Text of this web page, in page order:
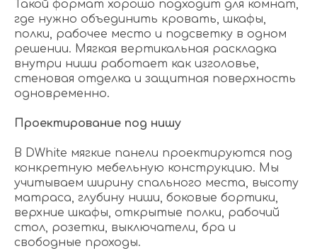
Такой формат хорошо подходит для комнат,
где нужно объединить кровать, шкафы,
полки, рабочее место и подсветку в одном
решении. Мягкая вертикальная раскладка
внутри ниши работает как изголовье,
стеновая отделка и защитная поверхность
одновременно.
Проектирование под нишу
В DWhite мягкие панели проектируются под
конкретную мебельную конструкцию. Мы
учитываем ширину спального места, высоту
матраса, глубину ниши, боковые бортики,
верхние шкафы, открытые полки, рабочий
стол, розетки, выключатели, бра и
свободные проходы.